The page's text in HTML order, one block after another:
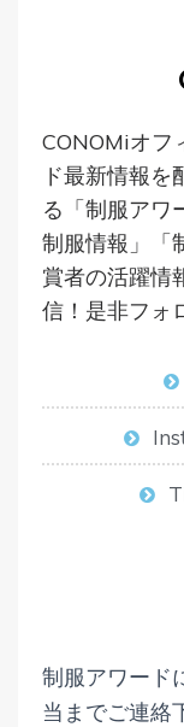
CONOMiオフ
ド最新情報
る「制服アワ
制服情報」「
賞者の活躍情
信！是非フォ
制服アワード
当までご連絡